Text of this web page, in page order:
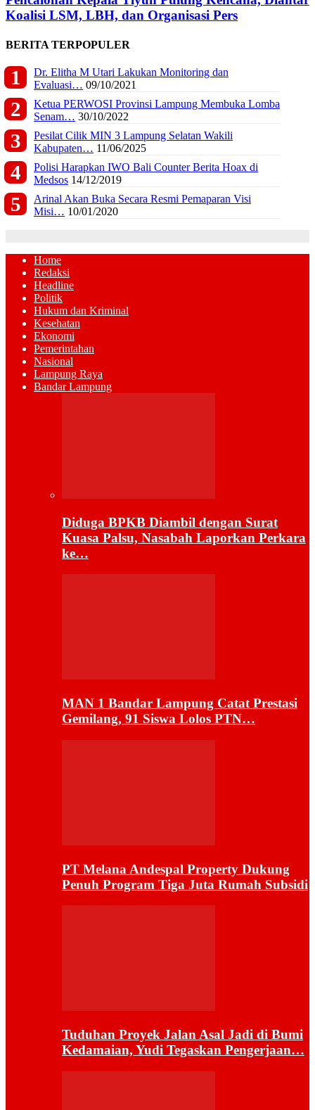
Koalisi LSM, LBH, dan Organisasi Pers
BERITA TERPOPULER
Dr. Elitha M Utari Lakukan Monitoring dan
Evaluasi… 09/10/2021
Ketua PERWOSI Provinsi Lampung Membuka Lomba
Senam… 30/10/2022
Pesilat Cilik MIN 3 Lampung Selatan Wakili
Kabupaten… 11/06/2025
Polisi Harapkan IWO Bali Counter Berita Hoax di
Medsos 14/12/2019
Arinal Akan Buka Secara Resmi Pemaparan Visi
Misi… 10/01/2020
Home
Redaksi
Headline
Politik
Hukum dan Kriminal
Kesehatan
Ekonomi
Pemerintahan
Nasional
Lampung Raya
Bandar Lampung
Diduga BPKB Diambil dengan Surat
Kuasa Palsu, Nasabah Laporkan Perkara
ke…
MAN 1 Bandar Lampung Catat Prestasi
Gemilang, 91 Siswa Lolos PTN…
PT Melana Andespal Property Dukung
Penuh Program Tiga Juta Rumah Subsidi
Tuduhan Proyek Jalan Asal Jadi di Bumi
Kedamaian, Yudi Tegaskan Pengerjaan…